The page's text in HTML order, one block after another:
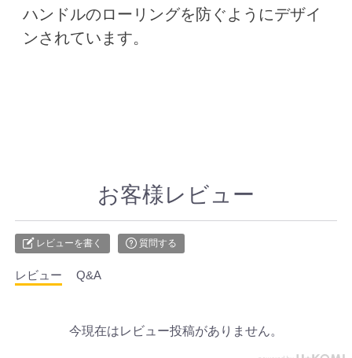
ハンドルのローリングを防ぐようにデザイ
ンされています。
お客様レビュー
レビューを書く 質問する
レビュー Q&A
今現在はレビュー投稿がありません。